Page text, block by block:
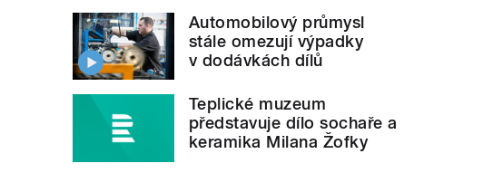
Automobilový průmysl
stále omezují výpadky
v dodávkách dílů
Teplické muzeum
představuje dílo sochaře a
keramika Milana Žofky